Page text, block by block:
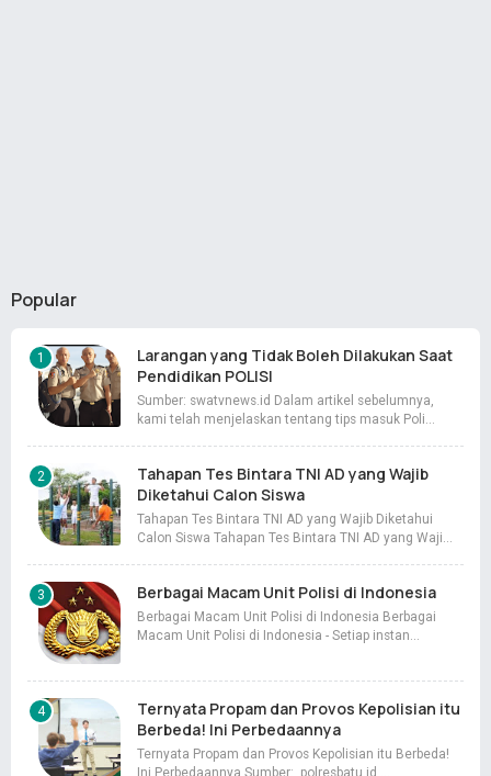
Popular
Larangan yang Tidak Boleh Dilakukan Saat
Pendidikan POLISI
Sumber: swatvnews.id Dalam artikel sebelumnya,
kami telah menjelaskan tentang tips masuk Poli…
Tahapan Tes Bintara TNI AD yang Wajib
Diketahui Calon Siswa
Tahapan Tes Bintara TNI AD yang Wajib Diketahui
Calon Siswa Tahapan Tes Bintara TNI AD yang Waji…
Berbagai Macam Unit Polisi di Indonesia
Berbagai Macam Unit Polisi di Indonesia Berbagai
Macam Unit Polisi di Indonesia - Setiap instan…
Ternyata Propam dan Provos Kepolisian itu
Berbeda! Ini Perbedaannya
Ternyata Propam dan Provos Kepolisian itu Berbeda!